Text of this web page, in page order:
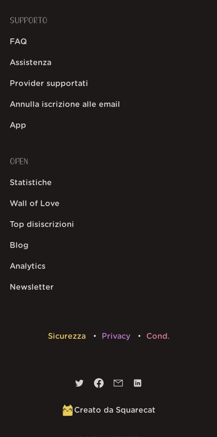
SUPPORTO
FAQ
Assistenza
Provider supportati
Annulla iscrizione alle email
App
OPEN
Statistiche
Wall of Love
Top disiscrizioni
Blog
Analytics
Newsletter
Sicurezza Privacy Cond.
Creato da Squarecat